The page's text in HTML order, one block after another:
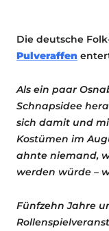
Die deutsche
Pulveraffen
Als ein paar
Schnapsidee
sich damit und
Kostümen im
ahnte niemand,
werden würde –
Fünfzehn Jahre